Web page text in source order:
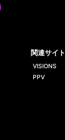
関連サイト
VISIONS
PPV